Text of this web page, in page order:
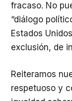
fracaso. No
“diálogo
Estados
exclusión, de
Reiteramos
respetuoso y